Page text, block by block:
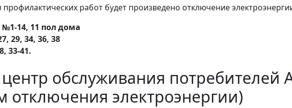
работ будет произведено отключение
14, 11 пол дома
29, 34, 36, 38
33-41.
обслуживания потребителей
отключения электроэнергии)